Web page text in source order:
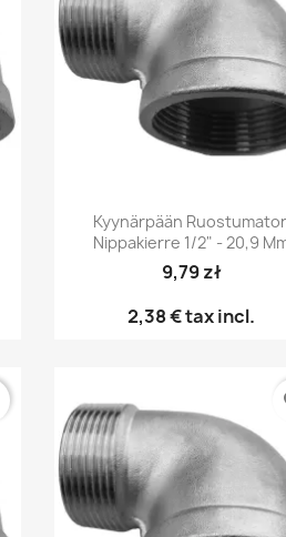
Pikakatselu
Kyynärpään
Nippakierre 1/2" - 20,9
9,79 zł
2,38 €tax incl.